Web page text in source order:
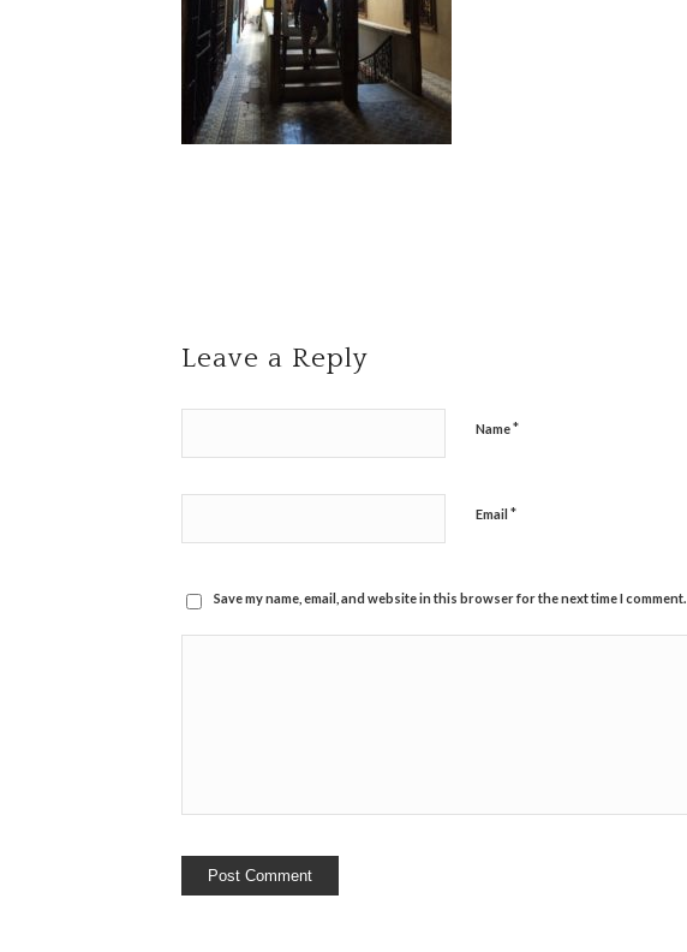
Leave a Reply
Name*
Email *
Save my name, email, and website in this browser for the next time I comment.